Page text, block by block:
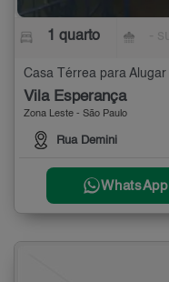
1 quarto
Vila Esperança
Zona Leste - São Paulo
Rua Demini
WhatsApp